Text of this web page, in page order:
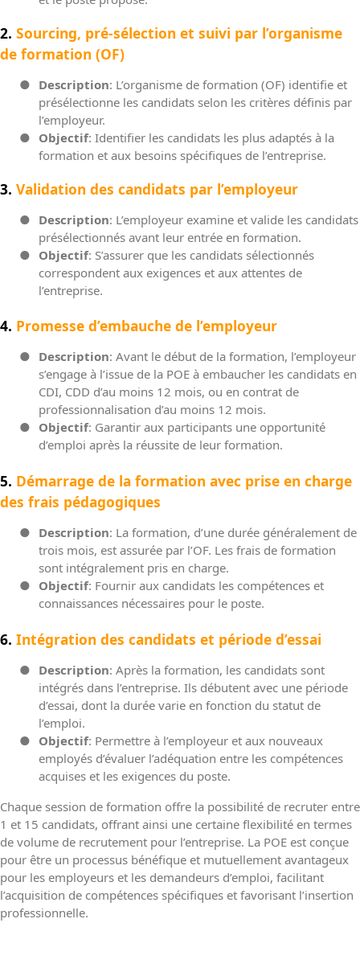
2. Sourcing, pré-sélection et suivi par l’organisme
de formation (OF)
● Description: L’organisme de formation (OF) identifie et
présélectionne les candidats selon les critères définis par
l’employeur.
● Objectif: Identifier les candidats les plus adaptés à la
formation et aux besoins spécifiques de l’entreprise.
3. Validation des candidats par l’employeur
● Description: L’employeur examine et valide les candidats
présélectionnés avant leur entrée en formation.
● Objectif: S’assurer que les candidats sélectionnés
correspondent aux exigences et aux attentes de
l’entreprise.
4. Promesse d’embauche de l’employeur
● Description: Avant le début de la formation, l’employeur
s’engage à l’issue de la POE à embaucher les candidats en
CDI, CDD d’au moins 12 mois, ou en contrat de
professionnalisation d’au moins 12 mois.
● Objectif: Garantir aux participants une opportunité
d’emploi après la réussite de leur formation.
5. Démarrage de la formation avec prise en charge
des frais pédagogiques
● Description: La formation, d’une durée généralement de
trois mois, est assurée par l’OF. Les frais de formation
sont intégralement pris en charge.
● Objectif: Fournir aux candidats les compétences et
connaissances nécessaires pour le poste.
6. Intégration des candidats et période d’essai
● Description: Après la formation, les candidats sont
intégrés dans l’entreprise. Ils débutent avec une période
d’essai, dont la durée varie en fonction du statut de
l’emploi.
● Objectif: Permettre à l’employeur et aux nouveaux
employés d’évaluer l’adéquation entre les compétences
acquises et les exigences du poste.
Chaque session de formation offre la possibilité de recruter entre
1 et 15 candidats, offrant ainsi une certaine flexibilité en termes
de volume de recrutement pour l’entreprise. La POE est conçue
pour être un processus bénéfique et mutuellement avantageux
pour les employeurs et les demandeurs d’emploi, facilitant
l’acquisition de compétences spécifiques et favorisant l’insertion
professionnelle.